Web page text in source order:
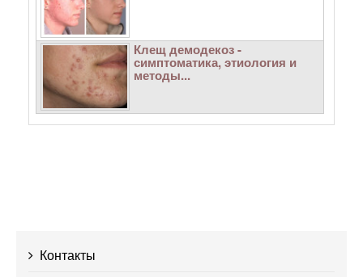
Клещ демодекоз -
симптоматика, этиология и
методы...
Контакты